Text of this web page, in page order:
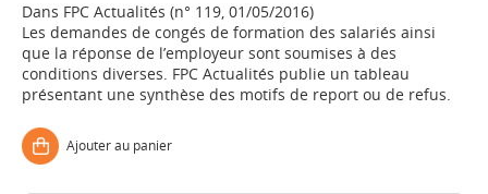
Dans FPC Actualités (n° 119, 01/05/2016)
Les demandes de congés de formation des salariés ainsi
que la réponse de l’employeur sont soumises à des
conditions diverses. FPC Actualités publie un tableau
présentant une synthèse des motifs de report ou de refus.
Ajouter au panier
Appels à projets